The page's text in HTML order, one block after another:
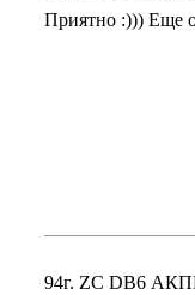
Приятно :))) Еще
94г. ZC DB6